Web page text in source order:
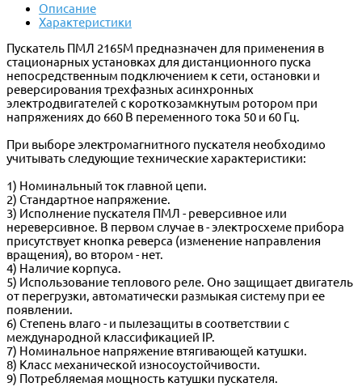
Описание
Характеристики
Пускатель ПМЛ 2165М предназначен для применения в
стационарных установках для дистанционного пуска
непосредственным подключением к сети, остановки и
реверсирования трехфазных асинхронных
электродвигателей с короткозамкнутым ротором при
напряжениях до 660 В переменного тока 50 и 60 Гц.
При выборе электромагнитного пускателя необходимо
учитывать следующие технические характеристики:
1) Номинальный ток главной цепи.
2) Стандартное напряжение.
3) Исполнение пускателя ПМЛ - реверсивное или
нереверсивное. В первом случае в - электросхеме прибора
присутствует кнопка реверса (изменение направления
вращения), во втором - нет.
4) Наличие корпуса.
5) Использование теплового реле. Оно защищает двигатель
от перегрузки, автоматически размыкая систему при ее
появлении.
6) Степень влаго - и пылезащиты в соответствии с
международной классификацией IP.
7) Номинальное напряжение втягивающей катушки.
8) Класс механической износоустойчивости.
9) Потребляемая мощность катушки пускателя.